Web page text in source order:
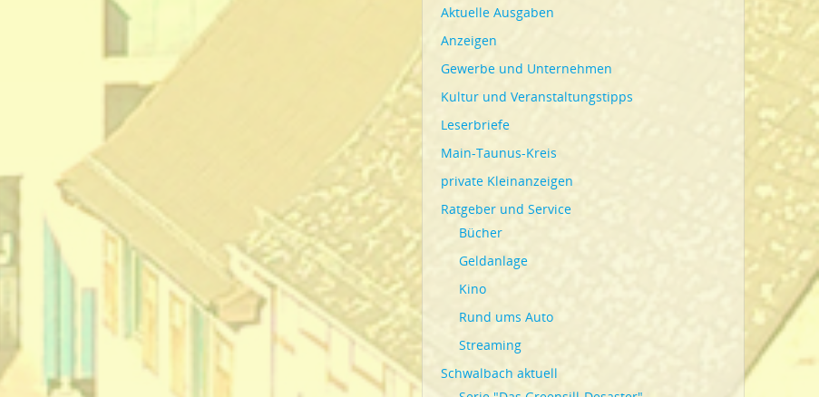
Aktuelle Ausgaben
Anzeigen
Gewerbe und Unternehmen
Kultur und Veranstaltungstipps
Leserbriefe
Main-Taunus-Kreis
private Kleinanzeigen
Ratgeber und Service
Bücher
Geldanlage
Kino
Rund ums Auto
Streaming
Schwalbach aktuell